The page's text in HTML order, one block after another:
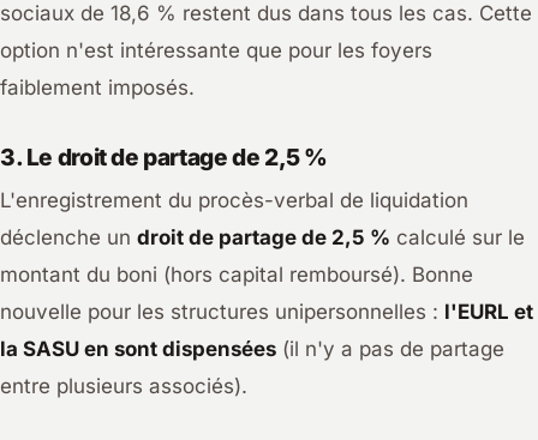
sociaux de 18,6 % restent dus dans tous les cas. Cette
option n'est intéressante que pour les foyers
faiblement imposés.
3. Le droit de partage de 2,5 %
L'enregistrement du procès-verbal de liquidation
déclenche un droit de partage de 2,5 % calculé sur le
montant du boni (hors capital remboursé). Bonne
nouvelle pour les structures unipersonnelles : l'EURL et
la SASU en sont dispensées (il n'y a pas de partage
entre plusieurs associés).